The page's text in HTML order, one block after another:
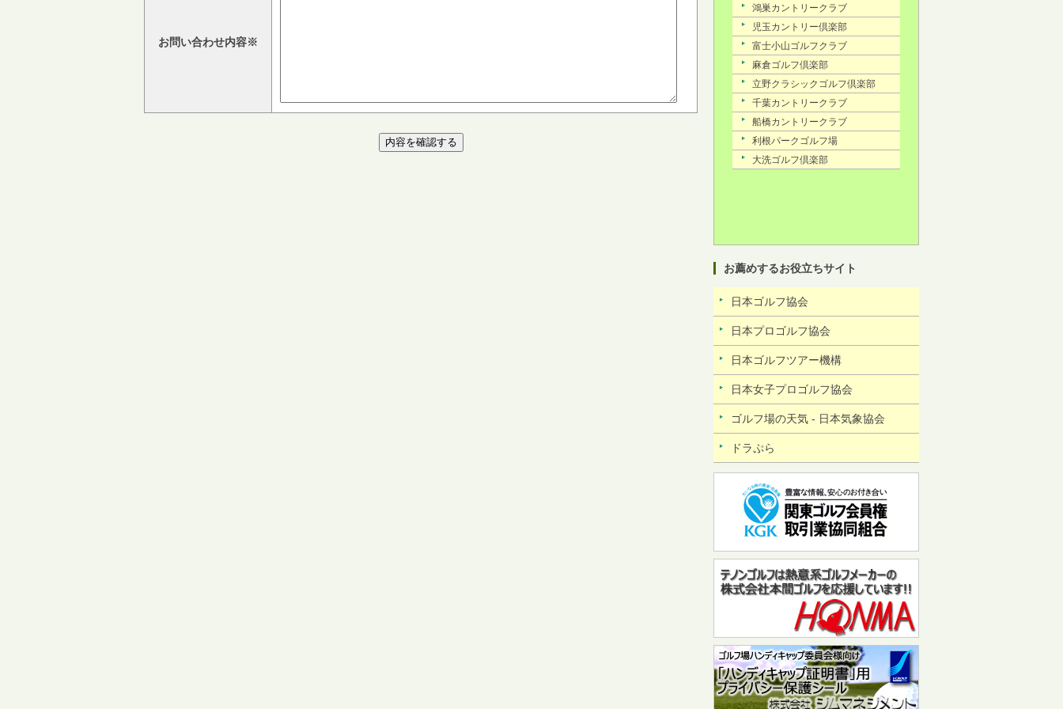
お問い合わせ内容※
お薦めするお役立ちサイト
日本ゴルフ協会
日本プロゴルフ協会
日本ゴルフツアー機構
日本女子プロゴルフ協会
ゴルフ場の天気 - 日本気象協会
ドラぷら